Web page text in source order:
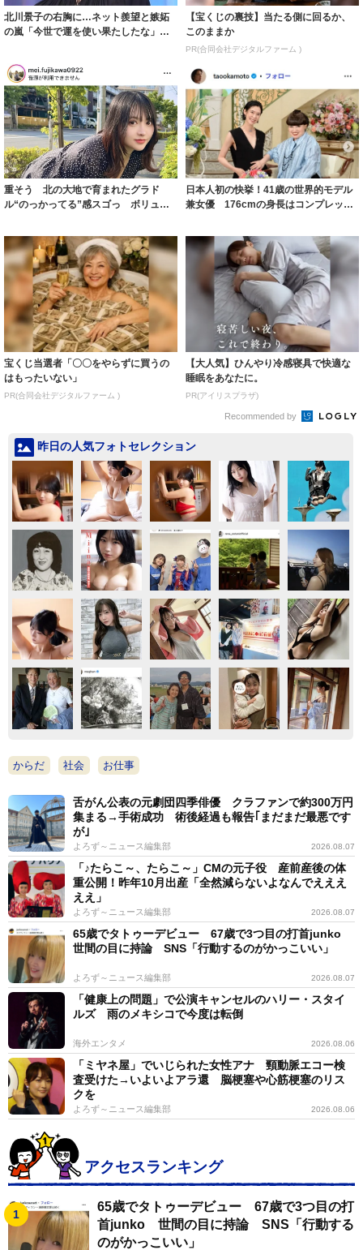
北川景子の右胸に…ネット羨望と嫉妬
の嵐「今世で運を使い果たしたな」
【宝くじの裏技】当たる側に回るか、
このままか
PR(合同会社デジタルファーム )
重そう 北の大地で育まれたグラド
ル“のっかってる”感スゴっ ボリュー
日本人初の快挙！41歳の世界的モデル
兼女優 176cmの身長はコンプレック
宝くじ当選者「〇〇をやらずに買うの
はもったいない」
PR(合同会社デジタルファーム )
【大人気】ひんやり冷感寝具で快適な
睡眠をあなたに。
PR(アイリスプラザ)
Recommended by
昨日の人気フォトセレクション
からだ 社会 お仕事
舌がん公表の元劇団四季俳優 クラファンで約300万円
集まる→手術成功 術後経過も報告｢まだまだ最悪です
が｣
よろず～ニュース編集部 2026.08.07
「♪たらこ～、たらこ～」CMの元子役 産前産後の体
重公開！昨年10月出産「全然減らないよなんでえええ
ええ」
よろず～ニュース編集部 2026.08.07
65歳でタトゥーデビュー 67歳で3つ目の打首junko
世間の目に持論 SNS「行動するのがかっこいい」
よろず～ニュース編集部 2026.08.07
「健康上の問題」で公演キャンセルのハリー・スタイ
ルズ 雨のメキシコで今度は転倒
海外エンタメ 2026.08.06
「ミヤネ屋」でいじられた女性アナ 頸動脈エコー検
査受けた→いよいよアラ還 脳梗塞や心筋梗塞のリス
クを
よろず～ニュース編集部 2026.08.06
アクセスランキング
65歳でタトゥーデビュー 67歳で3つ目の打
首junko 世間の目に持論 SNS「行動する
のがかっこいい」